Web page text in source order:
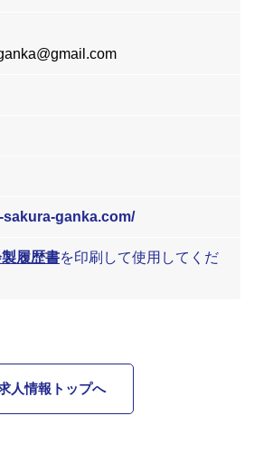
ganka.com/
履歴書を印刷して使用してくだ
人情報トップへ